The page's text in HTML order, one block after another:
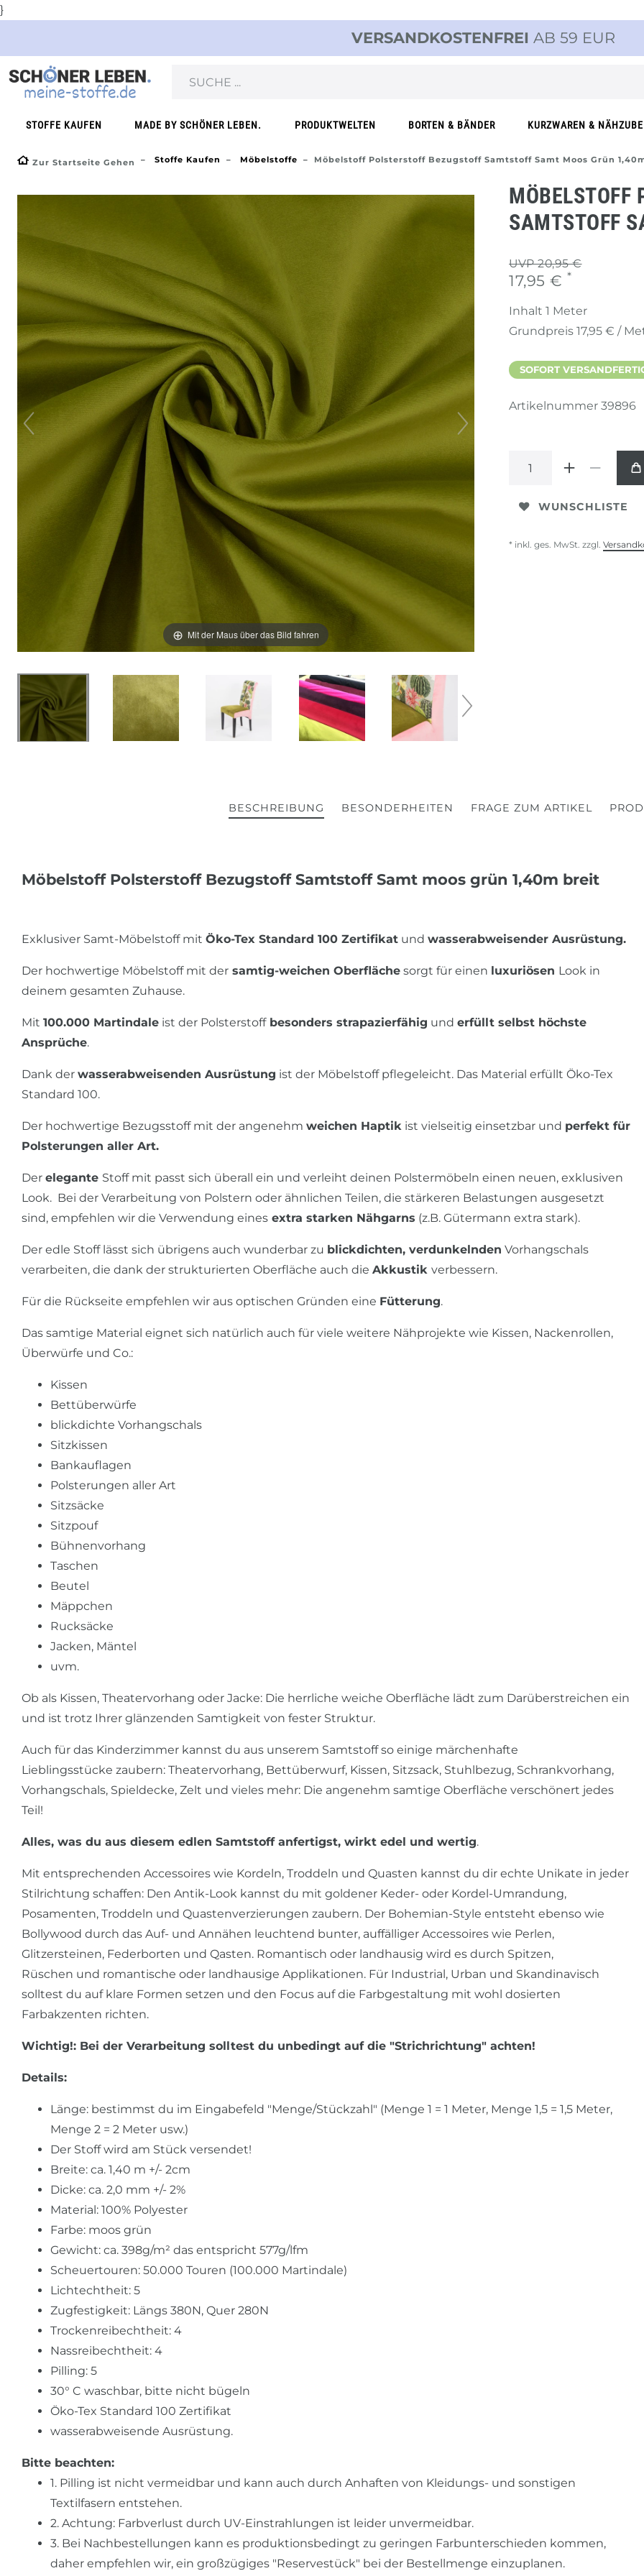
}
VERSANDKOSTENFREI AB 59 EUR
STOFFE KAUFEN MADE BY SCHÖNER LEBEN. PRODUKTWELTEN BORTEN & BÄNDER KURZWAREN &
Zur Startseite Gehen Stoffe Kaufen Möbelstoffe Möbelstoff Polsterstoff Bezugstoff Samtstoff Samt Moos Grün
Mit der Maus über das Bild fahren
MÖBELSTOFF
SAMTSTOFF
UVP 20,95 €
17,95 € *
Inhalt 1 Meter
Grundpreis 17,95 € /
SOFORT
Artikelnummer 39896
WUNSCHLISTE
* inkl. ges. MwSt. zzgl.
BESCHREIBUNG BESONDERHEITEN FRAGE ZUM ARTIKEL
Möbelstoff Polsterstoff Bezugstoff Samtstoff Samt moos grün 1,40m breit
Exklusiver Samt-Möbelstoff mit Öko-Tex Standard 100 Zertifikat und wasserabweisender Ausrüstung.
Der hochwertige Möbelstoff mit der samtig-weichen Oberfläche sorgt für einen luxuriösen Look in
deinem gesamten Zuhause.
Mit 100.000 Martindale ist der Polsterstoffbesonders strapazierfähig und erfüllt selbst höchste
Ansprüche.
Dank der wasserabweisenden Ausrüstung ist der Möbelstoff pflegeleicht. Das Material erfüllt Öko-Tex
Standard 100.
Der hochwertige Bezugsstoff mit der angenehm weichen Haptik ist vielseitig einsetzbar und perfekt für
Polsterungen aller Art.
Der elegante Stoff mit passt sich überall ein und verleiht deinen Polstermöbeln einen neuen, exklusiven
Look. Bei der Verarbeitung von Polstern oder ähnlichen Teilen, die stärkeren Belastungen ausgesetzt
sind, empfehlen wir die Verwendung eines extra starken Nähgarns (z.B. Gütermann extra stark).
Der edle Stoff lässt sich übrigens auch wunderbar zu blickdichten, verdunkelnden Vorhangschals
verarbeiten, die dank der strukturierten Oberfläche auch die Akkustik verbessern.
Für die Rückseite empfehlen wir aus optischen Gründen eine Fütterung.
Das samtige Material eignet sich natürlich auch für viele weitere Nähprojekte wie Kissen, Nackenrollen,
Überwürfe und Co.:
Kissen
Bettüberwürfe
blickdichte Vorhangschals
Sitzkissen
Bankauflagen
Polsterungen aller Art
Sitzsäcke
Sitzpouf
Bühnenvorhang
Taschen
Beutel
Mäppchen
Rucksäcke
Jacken, Mäntel
uvm.
Ob als Kissen, Theatervorhang oder Jacke: Die herrliche weiche Oberfläche lädt zum Darüberstreichen ein
und ist trotz Ihrer glänzenden Samtigkeit von fester Struktur.
Auch für das Kinderzimmer kannst du aus unserem Samtstoff so einige märchenhafte
Lieblingsstücke zaubern: Theatervorhang, Bettüberwurf, Kissen, Sitzsack, Stuhlbezug, Schrankvorhang,
Vorhangschals, Spieldecke, Zelt und vieles mehr: Die angenehm samtige Oberfläche verschönert jedes
Teil!
Alles, was du aus diesem edlen Samtstoff anfertigst, wirkt edel und wertig.
Mit entsprechenden Accessoires wie Kordeln, Troddeln und Quasten kannst du dir echte Unikate in jeder
Stilrichtung schaffen: Den Antik-Look kannst du mit goldener Keder- oder Kordel-Umrandung,
Posamenten, Troddeln und Quastenverzierungen zaubern. Der Bohemian-Style entsteht ebenso wie
Bollywood durch das Auf- und Annähen leuchtend bunter, auffälliger Accessoires wie Perlen,
Glitzersteinen, Federborten und Qasten. Romantisch oder landhausig wird es durch Spitzen,
Rüschen und romantische oder landhausige Applikationen. Für Industrial, Urban und Skandinavisch
solltest du auf klare Formen setzen und den Focus auf die Farbgestaltung mit wohl dosierten
Farbakzenten richten.
Wichtig!: Bei der Verarbeitung solltest du unbedingt auf die "Strichrichtung" achten!
Details:
Länge: bestimmst du im Eingabefeld "Menge/Stückzahl" (Menge 1 = 1 Meter, Menge 1,5 = 1,5 Meter,
Menge 2 = 2 Meter usw.)
Der Stoff wird am Stück versendet!
Breite: ca. 1,40 m +/- 2cm
Dicke: ca. 2,0 mm +/- 2%
Material: 100% Polyester
Farbe: moos grün
Gewicht: ca. 398g/m² das entspricht 577g/lfm
Scheuertouren: 50.000 Touren (100.000 Martindale)
Lichtechtheit: 5
Zugfestigkeit: Längs 380N, Quer 280N
Trockenreibechtheit: 4
Nassreibechtheit: 4
Pilling: 5
30° C waschbar, bitte nicht bügeln
Öko-Tex Standard 100 Zertifikat
wasserabweisende Ausrüstung.
Bitte beachten:
1. Pilling ist nicht vermeidbar und kann auch durch Anhaften von Kleidungs- und sonstigen
Textilfasern entstehen.
2. Achtung: Farbverlust durch UV-Einstrahlungen ist leider unvermeidbar.
3. Bei Nachbestellungen kann es produktionsbedingt zu geringen Farbunterschieden kommen,
daher empfehlen wir, ein großzügiges "Reservestück" bei der Bestellmenge einzuplanen.